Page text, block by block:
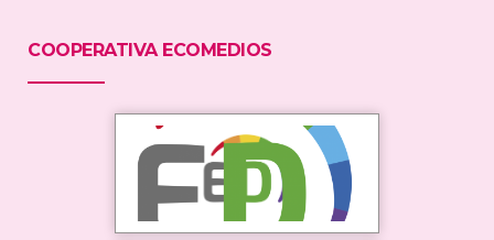
COOPERATIVA ECOMEDIOS